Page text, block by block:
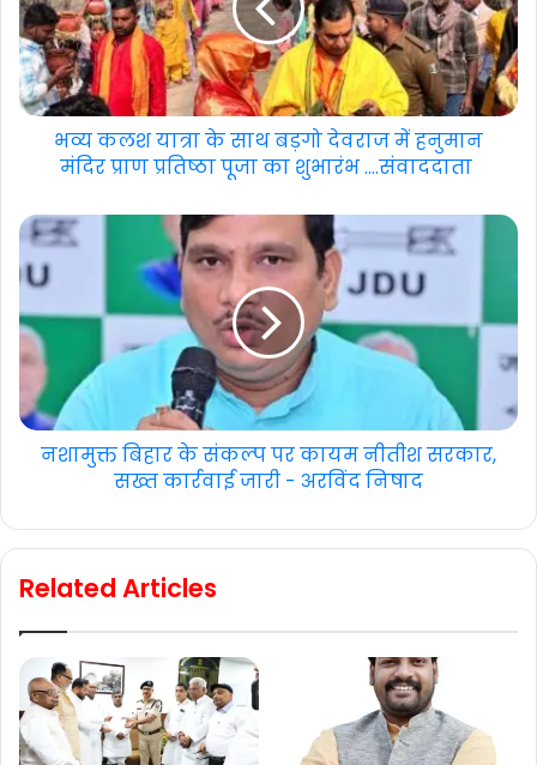
भव्य कलश यात्रा के साथ बड़गो देवराज में हनुमान
मंदिर प्राण प्रतिष्ठा पूजा का शुभारंभ ....संवाददाता
नशामुक्त बिहार के संकल्प पर कायम नीतीश सरकार,
सख्त कार्रवाई जारी - अरविंद निषाद
Related Articles